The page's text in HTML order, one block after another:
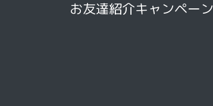
お友達紹介キャンペーン